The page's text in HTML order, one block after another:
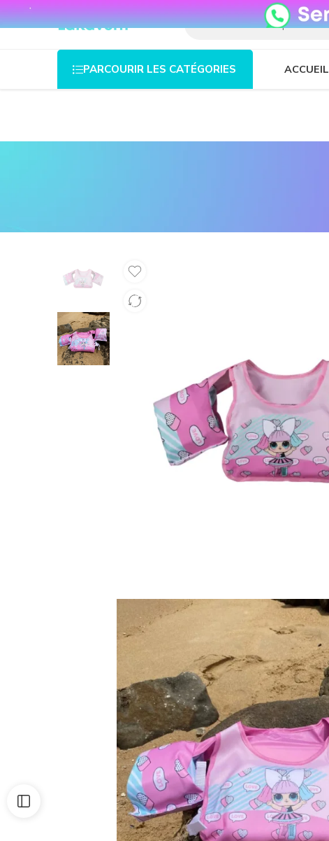
08o35epzeyex8vmjn04i2j4algz26o
PARCOURIR LES CATÉGORIES ACCUEIL